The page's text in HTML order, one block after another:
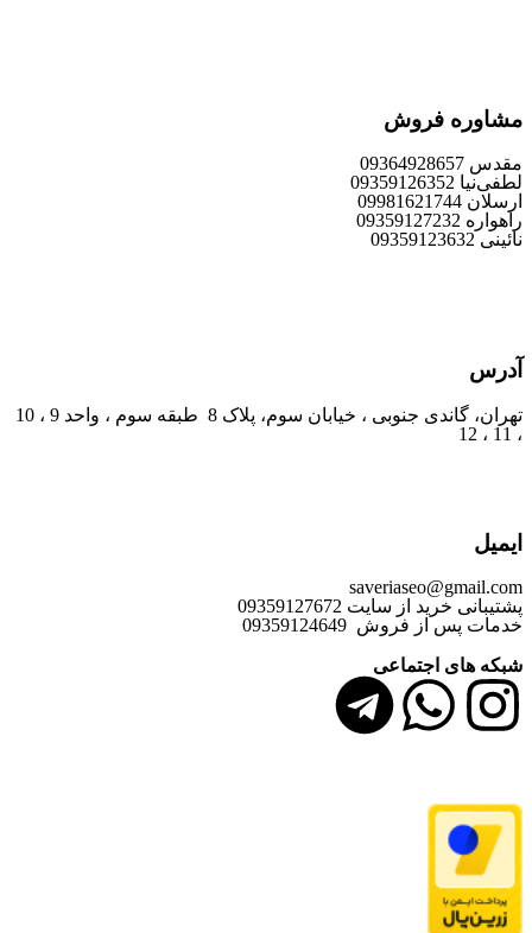
مشاوره فروش
مقدس 09364928657
لطفی‌نیا 09359126352
ارسلان 09981621744
راهواره 09359127232
نائینی 09359123632
آدرس
تهران، گاندی جنوبی ، خیابان سوم، پلاک 8 طبقه سوم ، واحد 9 ، 10
، 11 ، 12
ایمیل
saveriaseo@gmail.com
پشتیبانی خرید از سایت 09359127672
خدمات پس از فروش 09359124649
شبکه های اجتماعی